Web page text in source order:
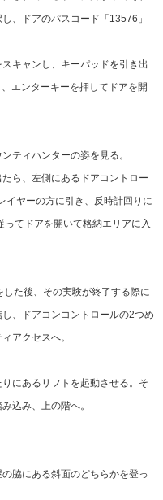
、ドアのパスコード「13576」
キャンし、キーパッドを引き出
エンターキーを押してドアを開
ティハンターの姿を見る。
ら、左側にあるドアコントロー
イヤーの方に引き、反時計回りに
てドアを開いて格納エリアに入
た後、その実験が終了する際に
、ドアコンコントロールの2つめ
アクセスへ。
にあるリフトを起動させる。そ
込み、上の階へ。
脇にある斜面のどちらかを登っ